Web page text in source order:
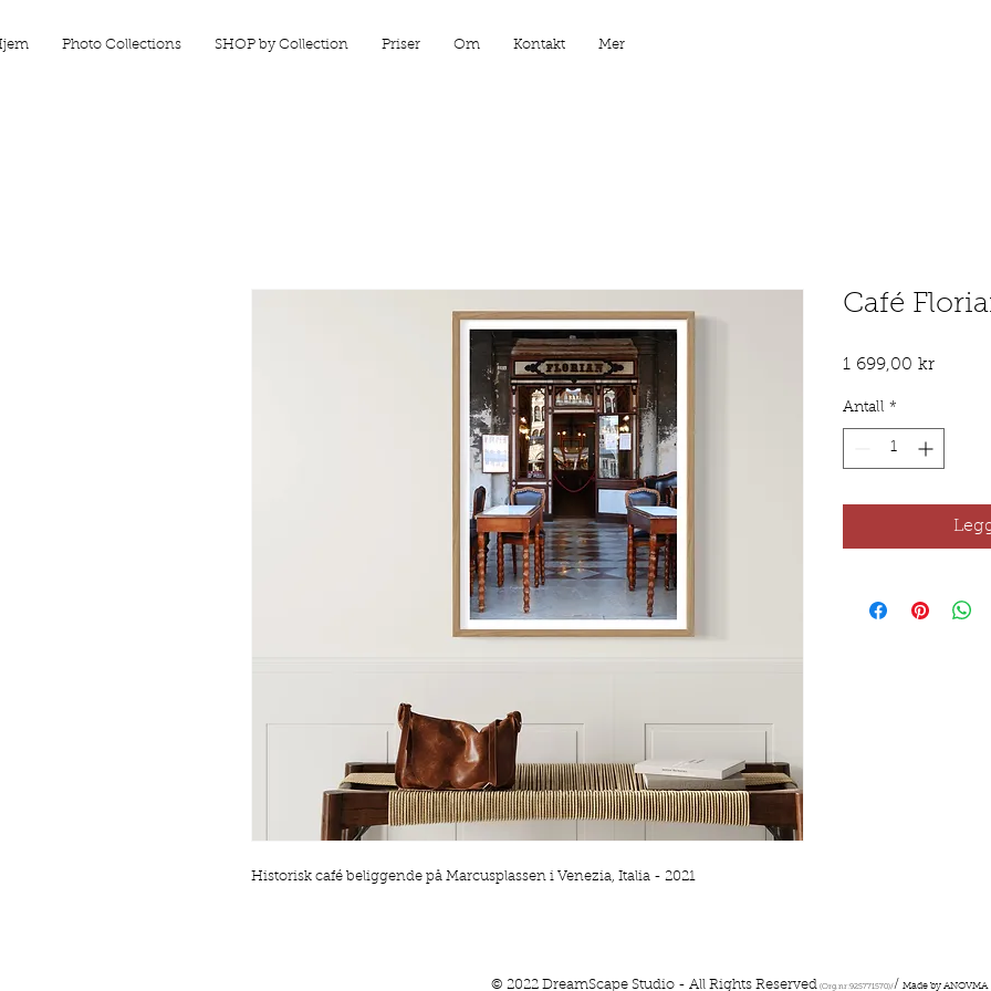
Photo Collections SHOP by Collection Priser Om Kontakt Mer
Historisk café beliggende på Marcusplassen i Venezia, Italia - 2021
Café
1 699,00 krPris
Antall *
© 2022 DreamScape Studio - All Rights Reserved (Org.nr:925771570)// Made by ANOVMA